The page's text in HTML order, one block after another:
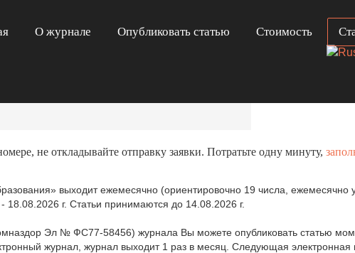
О журнале Опубликовать статью Стоимость
не откладывайте отправку заявки. Потратьте одну минуту,
выходит ежемесячно (ориентировочно 19 числа, ежемесячно
г. Статьи принимаются до 14.08.2026 г.
Эл № ФС77-58456) журнала Вы можете опубликовать статью
журнал, журнал выходит 1 раз в месяц. Следующая электронная